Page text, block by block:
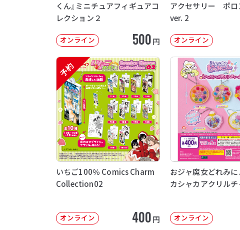
くん』ミニチュアフィギュアコ
レクション２
オンライン 500円
アクセサリー ポロ
ver. 2
オンライン
予約
いちご100％ Comics Charm
Collection02
オンライン 400円
おジャ魔女どれみに
カシャカアクリル
オンライン